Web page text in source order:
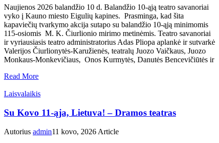
Naujienos 2026 balandžio 10 d. Balandžio 10-ąją teatro savanoriai
vyko į Kauno miesto Eigulių kapines. Prasminga, kad šita
kapaviečių tvarkymo akcija sutapo su balandžio 10-ąją minimomis
115-osiomis M. K. Čiurlionio mirimo metinėmis. Teatro savanoriai
ir vyriausiasis teatro administratorius Adas Pliopa aplankė ir sutvarkė
Valerijos Čiurlionytės-Karužienės, teatralų Juozo Vaičkaus, Juozo
Monkaus-Monkevičiaus, Onos Kurmytės, Danutės Bencevičiūtės ir
Read More
Laisvalaikis
Su Kovo 11-ąja, Lietuva! – Dramos teatras
Autorius admin11 kovo, 2026 Article